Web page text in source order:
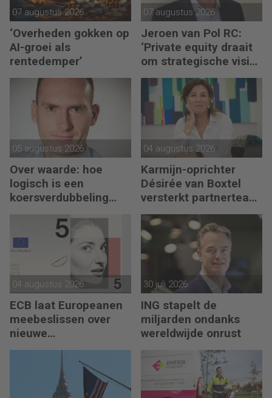
07 augustus 2026
‘Overheden gokken op
AI-groei als
rentedemper’
07 augustus 2026
Jeroen van Pol RC:
‘Private equity draait
om strategische visie
én operational
excellence’
05 augustus 2026
Over waarde: hoe
logisch is een
koersverdubbeling
04 augustus 2026
Karmijn-oprichter
Désirée van Boxtel
versterkt partnerteam
CFO Capabel
04 augustus 2026
ECB laat Europeanen
meebeslissen over
nieuwe
eurobankbiljetten
30 juli 2026
ING stapelt de
miljarden ondanks
wereldwijde onrust